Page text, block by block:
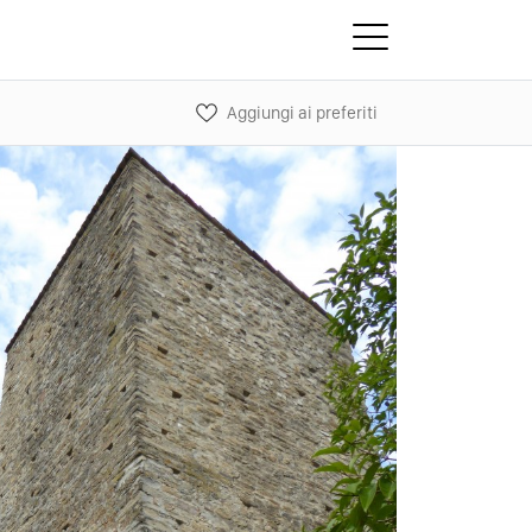
Aggiungi ai preferiti